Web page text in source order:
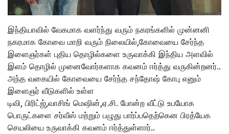
இந்தியாவில் வேகமாக வளர்ந்து வரும் நகரங்களில் முன்னனி
நகரமாக கோவை மாறி வரும் நிலையில்,கோவையை சேர்ந்த
இளைஞர்கள் புதிய தொழில்களை உருவாக்கி இந்திய அளவில்
இளம் தொழில் முனைவோர்களாக கவனம் ஈர்த்து வருகின்றனர்..
அந்த வகையில் கோவையை சேர்ந்த சந்தோஷ் கோபு எனும்
இளைஞர் வீடுகளில் உள்ள
டிவி, பிரிட்ஜ்,வாசிங் மெஷின்,ஏ.சி. போன்ற வீட்டு உபயோக
பொருட்களை சர்வீஸ் மற்றும் பழுது பார்ப்பதெற்கென பிரத்யேக
செயலியை உருவாக்கி கவனம் ஈர்த்துள்ளார்..